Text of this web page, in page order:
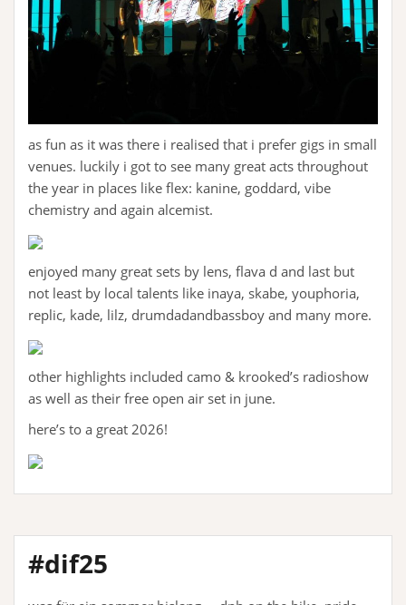
as fun as it was there i realised that i prefer gigs in small
venues. luckily i got to see many great acts throughout
the year in places like flex: kanine, goddard, vibe
chemistry and again alcemist.
enjoyed many great sets by lens, flava d and last but
not least by local talents like inaya, skabe, youphoria,
replic, kade, lilz, drumdadandbassboy and many more.
other highlights included camo & krooked’s radioshow
as well as their free open air set in june.
here’s to a great 2026!
#dif25